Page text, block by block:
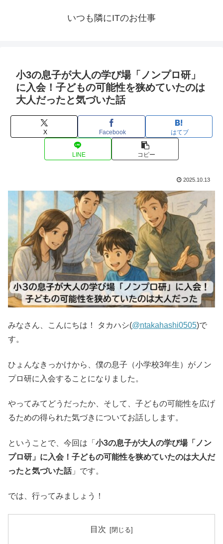
いつも隣にITのお仕事
小3の息子が大人の学び場「ノンプロ研」
に入会！子どもの可能性を狭めていたのは
大人だったと気づいた話
X Facebook はてブ
LINE コピー
2025.10.13
みなさん、こんにちは！ タカハシ(@ntakahashi0505)で
す。
ひょんなきっかけから、僕の息⼦（小学校3年生）がノン
プロ研に⼊会することになりました。
やってみてどうだったか、そして、子どもの可能性を広げ
るための得られた気づきについてお話しします。
ということで、今回は「 小3の息子が大人の学び場「ノン
プロ研」に入会！子どもの可能性を狭めていたのは大人だ
ったと気づいた話」です。
では、行ってみましょう！
目次